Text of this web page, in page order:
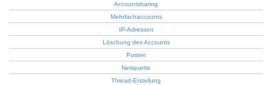
Accountsharing
Mehrfachaccounts
IP-Adressen
Löschung des Accounts
Posten
Netiquette
Thread-Erstellung